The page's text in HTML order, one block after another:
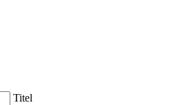
Titel